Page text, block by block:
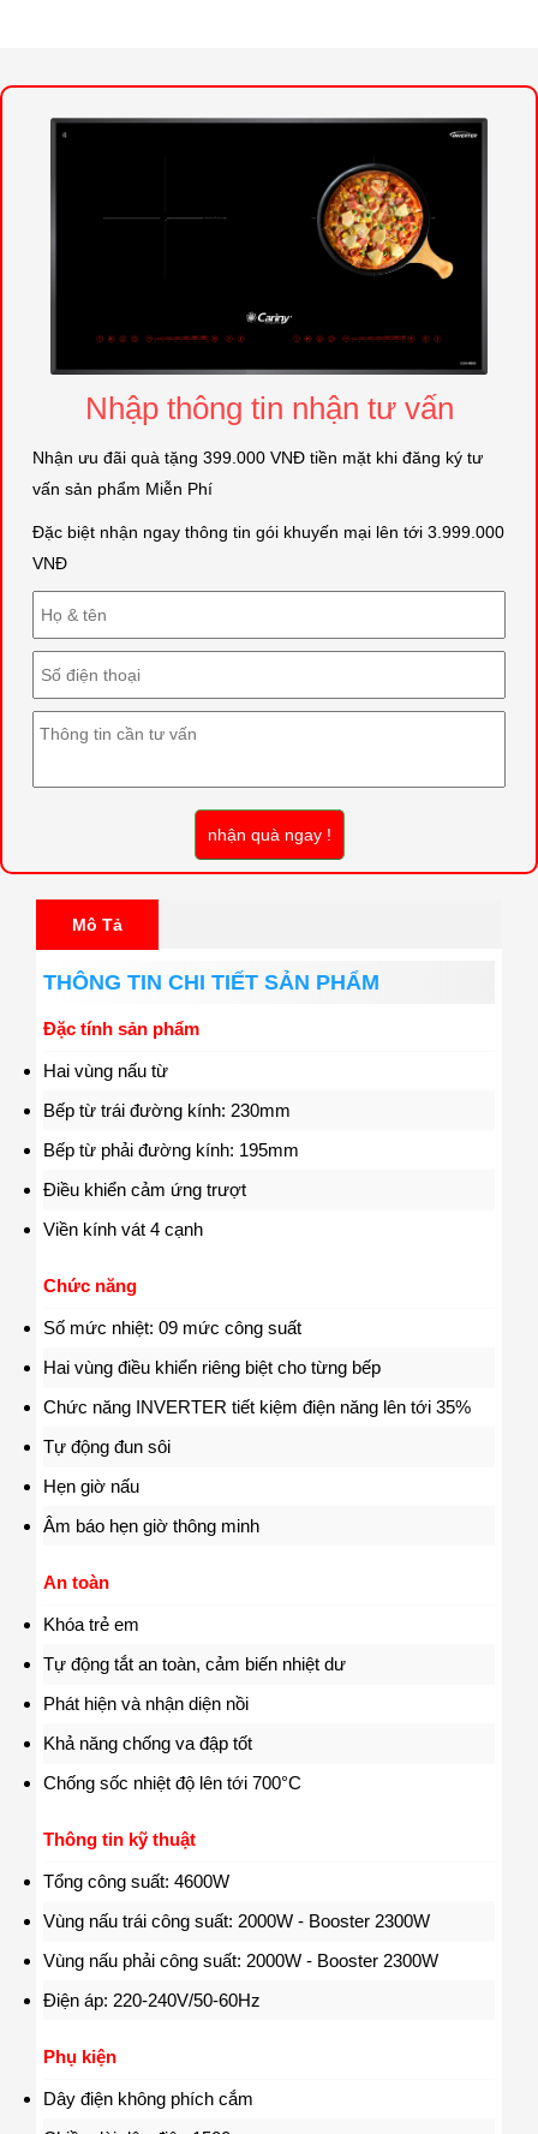
Nhập thông tin nhận tư vấn
Nhận ưu đãi quà tặng 399.000 VNĐ tiền mặt khi đăng ký tư
vấn sản phẩm Miễn Phí
Đặc biệt nhận ngay thông tin gói khuyến mại lên tới 3.999.000
VNĐ
nhận quà ngay !
Mô Tả
THÔNG TIN CHI TIẾT SẢN PHẨM
Đặc tính sản phẩm
Hai vùng nấu từ
Bếp từ trái đường kính: 230mm
Bếp từ phải đường kính: 195mm
Điều khiển cảm ứng trượt
Viền kính vát 4 cạnh
Chức năng
Số mức nhiệt: 09 mức công suất
Hai vùng điều khiển riêng biệt cho từng bếp
Chức năng INVERTER tiết kiệm điện năng lên tới 35%
Tự động đun sôi
Hẹn giờ nấu
Âm báo hẹn giờ thông minh
An toàn
Khóa trẻ em
Tự động tắt an toàn, cảm biến nhiệt dư
Phát hiện và nhận diện nồi
Khả năng chống va đập tốt
Chống sốc nhiệt độ lên tới 700°C
Thông tin kỹ thuật
Tổng công suất: 4600W
Vùng nấu trái công suất: 2000W - Booster 2300W
Vùng nấu phải công suất: 2000W - Booster 2300W
Điện áp: 220-240V/50-60Hz
Phụ kiện
Dây điện không phích cắm